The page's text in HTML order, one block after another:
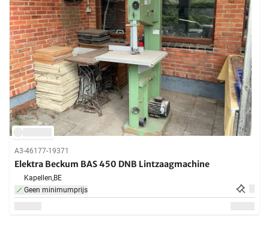
A3-46177-19371
Elektra Beckum BAS 450 DNB Lintzaagmachine
Kapellen,BE
Geen minimumprijs